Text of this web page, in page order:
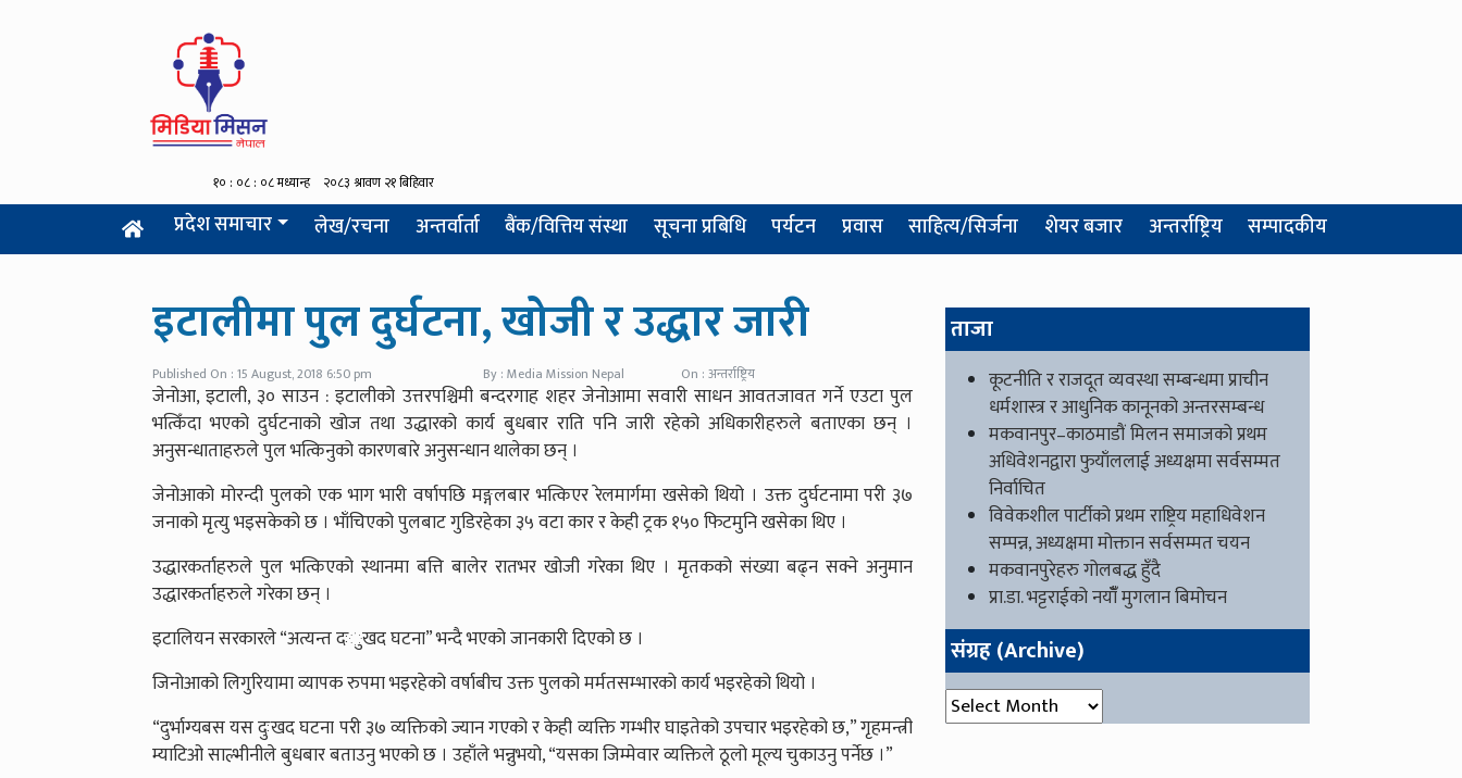
प्रदेश समाचार लेख/रचना अन्तर्वार्ता बैंक/वित्तिय संस्था सूचना प्रबिधि पर्यटन प्रवास साहित्य/सिर्जना शेयर बजार अन्तर्राष्ट्रिय सम्पादकीय
इटालीमा पुल दुर्घटना, खोजी र उद्धार जारी
Published On : 15 August, 2018 6:50 pm By : Media Mission Nepal On : अन्तर्राष्ट्रिय
जेनोआ, इटाली, ३० साउन : इटालीको उत्तरपश्चिमी बन्दरगाह शहर जेनोआमा सवारी साधन आवतजावत गर्ने एउटा पुल
भत्किँदा भएको दुर्घटनाको खोज तथा उद्धारको कार्य बुधबार राति पनि जारी रहेको अधिकारीहरुले बताएका छन् ।
अनुसन्धाताहरुले पुल भत्किनुको कारणबारे अनुसन्धान थालेका छन् ।
जेनोआको मोरन्दी पुलको एक भाग भारी वर्षापछि मङ्गलबार भत्किएर रेलमार्गमा खसेको थियो । उक्त दुर्घटनामा परी ३७
जनाको मृत्यु भइसकेको छ । भाँचिएको पुलबाट गुडिरहेका ३५ वटा कार र केही ट्रक १५० फिटमुनि खसेका थिए ।
उद्धारकर्ताहरुले पुल भत्किएको स्थानमा बत्ति बालेर रातभर खोजी गरेका थिए । मृतकको संख्या बढ्न सक्ने अनुमान
उद्धारकर्ताहरुले गरेका छन् ।
इटालियन सरकारले “अत्यन्त दःुखद घटना” भन्दै भएको जानकारी दिएको छ ।
जिनोआको लिगुरियामा व्यापक रुपमा भइरहेको वर्षाबीच उक्त पुलको मर्मतसम्भारको कार्य भइरहेको थियो ।
“दुर्भाग्यबस यस दुःखद घटना परी ३७ व्यक्तिको ज्यान गएको र केही व्यक्ति गम्भीर घाइतेको उपचार भइरहेको छ,” गृहमन्त्री
म्याटिओ साल्भीनीले बुधबार बताउनु भएको छ । उहाँले भन्नुभयो, “यसका जिम्मेवार व्यक्तिले ठूलो मूल्य चुकाउनु पर्नेछ ।”
ताजा
कूटनीति र राजदूत व्यवस्था सम्बन्धमा प्राचीन
धर्मशास्त्र र आधुनिक कानूनको अन्तरसम्बन्ध
मकवानपुर–काठमाडौं मिलन समाजको प्रथम
अधिवेशनद्वारा फुयाँललाई अध्यक्षमा सर्वसम्मत
निर्वाचित
विवेकशील पार्टीको प्रथम राष्ट्रिय महाधिवेशन
सम्पन्न, अध्यक्षमा मोक्तान सर्वसम्मत चयन
मकवानपुरेहरु गोलबद्ध हुँदै
प्रा.डा. भट्टराईको नयाँँ मुगलान बिमोचन
संग्रह (Archive)
संग्रह (Archive)